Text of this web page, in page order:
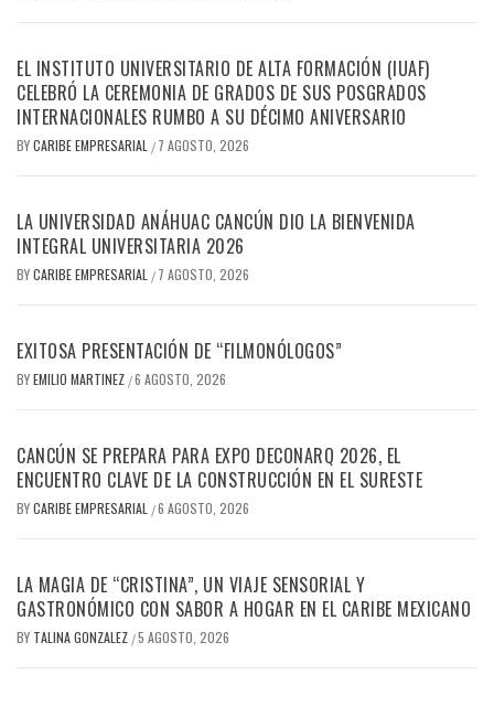
EL INSTITUTO UNIVERSITARIO DE ALTA FORMACIÓN (IUAF)
CELEBRÓ LA CEREMONIA DE GRADOS DE SUS POSGRADOS
INTERNACIONALES RUMBO A SU DÉCIMO ANIVERSARIO
BYCARIBE EMPRESARIAL / 7 AGOSTO, 2026
LA UNIVERSIDAD ANÁHUAC CANCÚN DIO LA BIENVENIDA
INTEGRAL UNIVERSITARIA 2026
BYCARIBE EMPRESARIAL / 7 AGOSTO, 2026
EXITOSA PRESENTACIÓN DE “FILMONÓLOGOS”
BYEMILIO MARTINEZ /6 AGOSTO, 2026
CANCÚN SE PREPARA PARA EXPO DECONARQ 2026, EL
ENCUENTRO CLAVE DE LA CONSTRUCCIÓN EN EL SURESTE
BYCARIBE EMPRESARIAL /6 AGOSTO, 2026
LA MAGIA DE “CRISTINA”, UN VIAJE SENSORIAL Y
GASTRONÓMICO CON SABOR A HOGAR EN EL CARIBE MEXICANO
BY TALINA GONZALEZ /5 AGOSTO, 2026